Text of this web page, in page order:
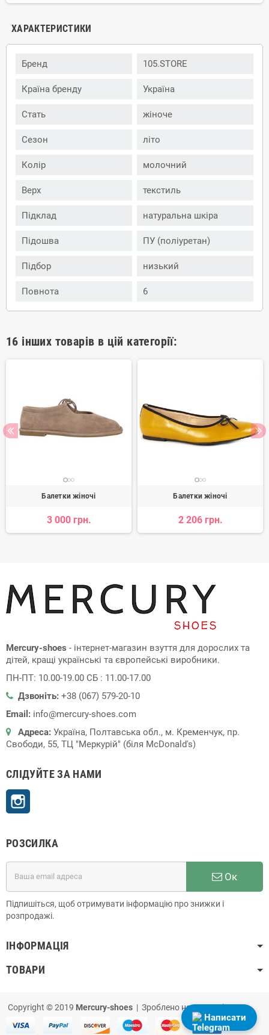
ХАРАКТЕРИСТИКИ
Бренд 105.STORE
Країна бренду Україна
Стать жіноче
Сезон літо
Колір молочний
Верх текстиль
Підклад натуральна шкіра
Підошва ПУ (поліуретан)
Підбор низький
Повнота 6
16 інших товарів в цій категорії:
Балетки жіночі
3 000 грн.
Балетки жіночі
2 206 грн.
Mercury-shoes - інтернет-магазин взуття для дорослих та
дітей, кращі українські та європейські виробники.
ПН-ПТ: 10.00-19.00 СБ : 11.00-17.00
Дзвоніть: +38 (067) 579-20-10
Email: info@mercury-shoes.com
Адреса: Україна, Полтавська обл., м. Кременчук, пр.
Свободи, 55, ТЦ "Меркурій" (біля McDonald's)
СЛІДУЙТЕ ЗА НАМИ
РОЗСИЛКА
Ок
Підпишіться, щоб отримувати інформацію про знижки і
розпродажі.
ІНФОРМАЦІЯ
ТОВАРИ
Copyright © 2019 Mercury-shoes | Зроблено наPrestaShop
Написати